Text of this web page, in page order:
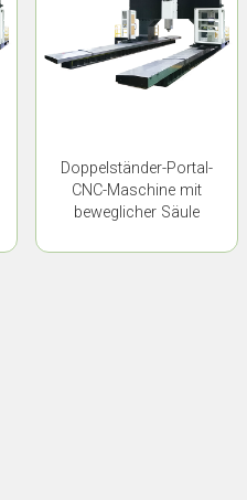
Doppelständer-Portal-
CNC-Maschine mit
beweglicher Säule